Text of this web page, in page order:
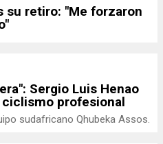
su retiro: "Me forzaron
Sergio Luis Henao
profesional
sudafricano Qhubeka Assos.